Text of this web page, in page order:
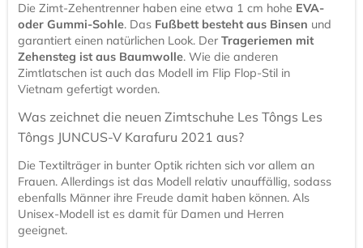
Die Zimt-Zehentrenner haben eine etwa 1 cm hohe EVA-
oder Gummi-Sohle. Das Fußbett besteht aus Binsen und
garantiert einen natürlichen Look. DerTrageriemen mit
Zehensteg ist aus Baumwolle. Wie die anderen
Zimtlatschen ist auch das Modell im Flip Flop-Stil in
Vietnam gefertigt worden.
Was zeichnet die neuen Zimtschuhe Les Tôngs Les
Tôngs JUNCUS-V Karafuru 2021 aus?
Die Textilträger in bunter Optik richten sich vor allem an
Frauen. Allerdings ist das Modell relativ unauffällig, sodass
ebenfalls Männer ihre Freude damit haben können. Als
Unisex-Modell ist es damit für Damen und Herren
geeignet.